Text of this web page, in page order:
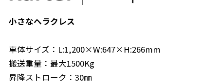
小さなヘラクレス
車体サイズ：L:1,200×W:647×H:266mm
搬送重量：最大1500Kg
昇降ストローク：30㎜